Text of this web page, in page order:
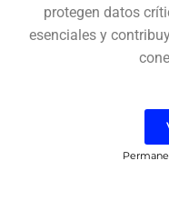
protegen datos
esenciales y